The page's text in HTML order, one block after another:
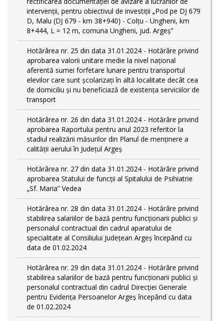
intervenții, pentru obiectivul de investiții „Pod pe DJ 679
D, Malu (DJ 679 - km 38+940) - Colțu - Ungheni, km
8+444, L = 12 m, comuna Ungheni, jud. Argeș”
Hotărârea nr. 25 din data 31.01.2024 - Hotărâre privind
aprobarea valorii unitare medie la nivel național
aferentă sumei forfetare lunare pentru transportul
elevilor care sunt şcolarizați în altă localitate decât cea
de domiciliu şi nu beneficiază de existența serviciilor de
transport
Hotărârea nr. 26 din data 31.01.2024 - Hotărâre privind
aprobarea Raportului pentru anul 2023 referitor la
stadiul realizării măsurilor din Planul de menținere a
calității aerului în Județul Argeș
Hotărârea nr. 27 din data 31.01.2024 - Hotărâre privind
aprobarea Statului de funcţii al Spitalului de Psihiatrie
„Sf. Maria” Vedea
Hotărârea nr. 28 din data 31.01.2024 - Hotărâre privind
stabilirea salariilor de bază pentru funcționarii publici și
personalul contractual din cadrul aparatului de
specialitate al Consiliului Județean Argeș începând cu
data de 01.02.2024
Hotărârea nr. 29 din data 31.01.2024 - Hotărâre privind
stabilirea salariilor de bază pentru funcționarii publici și
personalul contractual din cadrul Direcției Generale
pentru Evidența Persoanelor Argeş începând cu data
de 01.02.2024